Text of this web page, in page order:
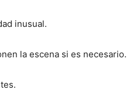
inusual.
la escena si es necesario.